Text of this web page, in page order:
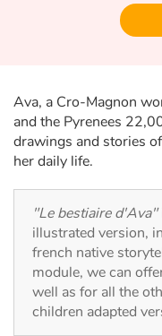
Ogres, monsters and
Ecology, nature,
The animals
Travel, epic,
Around the world
Learning
Ava, a Cro-Magnon
and the Pyrenees
drawings and stories
her daily life.
"Le bestiaire d'Ava"
illustrated version,
french native
module, we can
well as for all the
children adapted